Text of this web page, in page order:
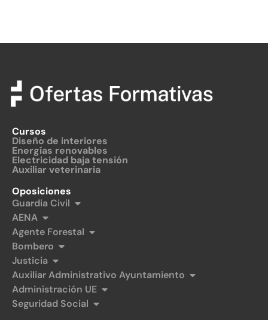
Cursos
Diseño de interiores
Energías renovables
Electricidad baja tensión
Auxiliar veterinaria
Oposiciones
Guardia Civil
AENA
Agente Forestal
Bombero
Justicia
Auxiliar Administrativo Ayuntamiento
Administración UE
Seguridad Social